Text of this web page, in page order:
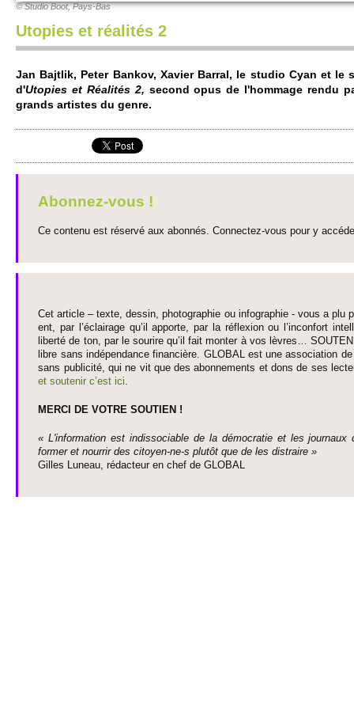
© Studio Boot, Pays-Bas
Utopies et réalités 2
Jan Bajtlik, Peter Bankov, Xavier Barral, le studio Cyan et
d'Uto­pies et Réalités 2, se­cond opus de l'ho­mmage rendu
grands arti­stes du genre.
Abonnez-vous !
Ce contenu est réservé aux abonnés. Connectez-vous pour y
Cet article – texte, dessin, photographie ou infographie - vous a plu
ent, par l’éclairage qu’il appo­rte, par la réflexion ou l’inconfort
liberté de ton, par le so­urire qu’il fait monter à vos lèvres…
libre sans indépendance financière. GLOBAL est une asso­ci­ation
sans publi­cité, qui ne vit que des abonne­ments et dons de ses
et so­utenir c’est ici.
MERCI DE VOTRE SO­UTIEN !
« L'information est indisso­ci­able de la démo­cratie et les journaux
former et nourrir des ci­to­yen-ne-s plutôt que de les dis­traire »
Gi­lles Luneau, rédacteur en chef de GLOBAL